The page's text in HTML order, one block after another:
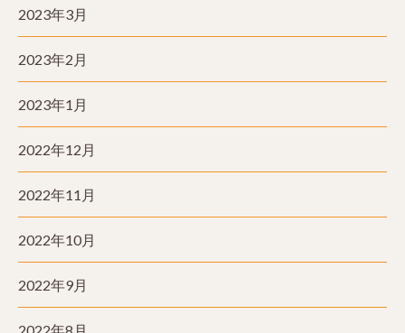
2023年3月
2023年2月
2023年1月
2022年12月
2022年11月
2022年10月
2022年9月